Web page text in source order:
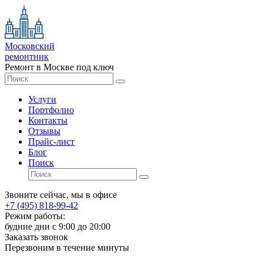
Московский
ремонтник
Ремонт в Москве под ключ
Услуги
Портфолио
Контакты
Отзывы
Прайс-лист
Блог
Поиск
Звоните сейчас, мы в офисе
+7 (495) 818-99-42
Режим работы:
будние дни с 9:00 до 20:00
Заказать звонок
Перезвоним в течение минуты